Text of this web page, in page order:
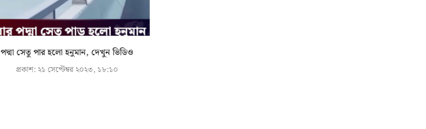
পদ্মা সেতু পার হলো হনুমান, দেখুন ভিডিও
প্রকাশ: ২১ সেপ্টেম্বর ২০২৩, ১৮:১০